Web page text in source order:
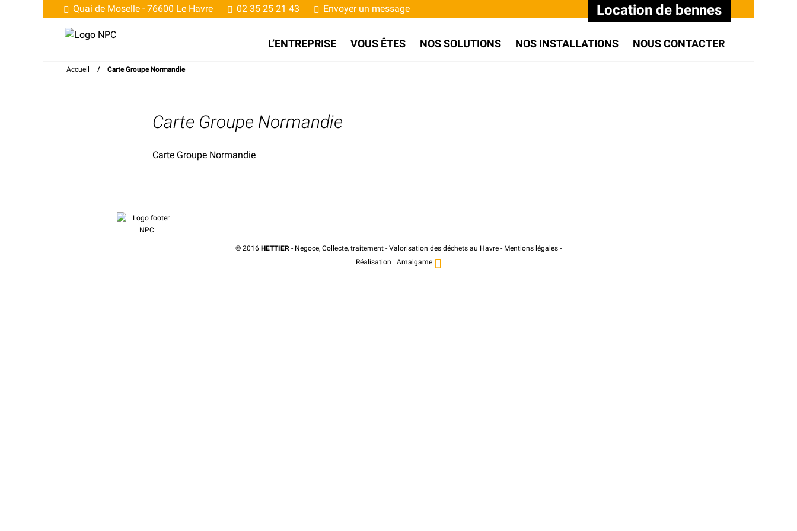
Quai de Moselle - 76600 Le Havre 02 35 25 21 43 Envoyer un message Location de bennes
L’ENTREPRISE VOUS ÊTES NOS SOLUTIONS NOS INSTALLATIONS NOUS CONTACTER
Accueil / Carte Groupe Normandie
Carte Groupe Normandie
Carte Groupe Normandie
© 2016 HETTIER - Negoce, Collecte, traitement - Valorisation des déchets au Havre - Mentions légales -
Réalisation : Amalgame